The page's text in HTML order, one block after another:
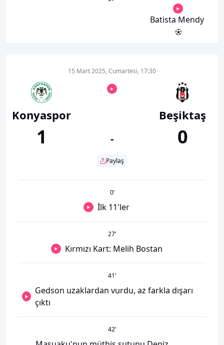
Batista Mendy
Konyaspor
1
15 Mart 2025, Cumartesi, 17:30
-
Paylaş
Beşiktaş
0
0’
İlk 11'ler
27’
Kırmızı Kart: Melih Bostan
41’
Gedson uzaklardan vurdu, az farkla dışarı
çıktı
42’